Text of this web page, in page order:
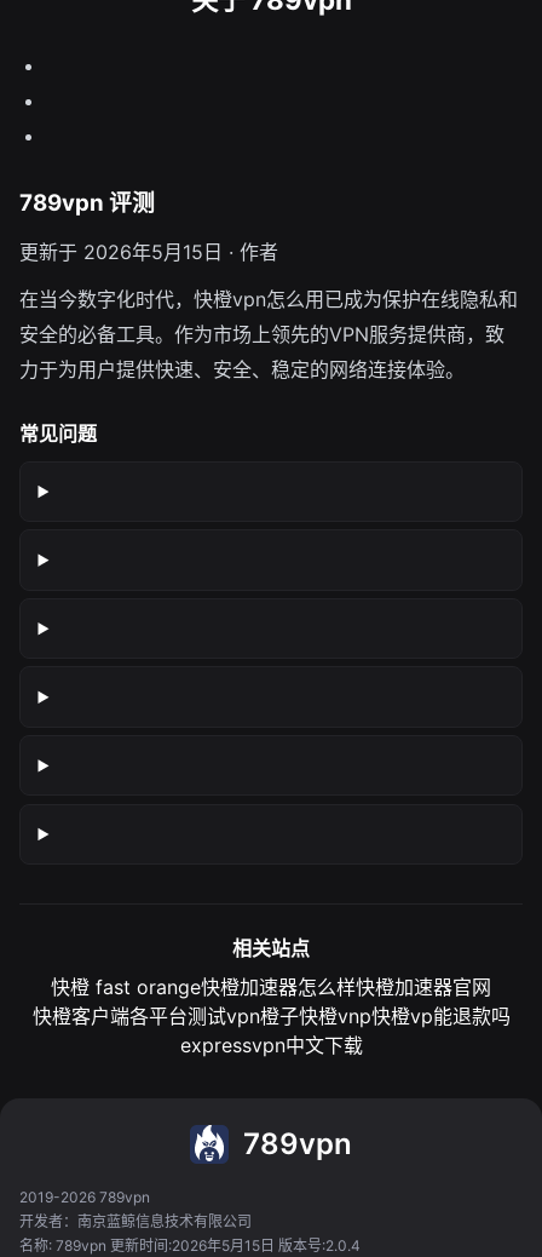
789vpn 评测
更新于 2026年5月15日 · 作者
在当今数字化时代，快橙vpn怎么用已成为保护在线隐私和
安全的必备工具。作为市场上领先的VPN服务提供商，致
力于为用户提供快速、安全、稳定的网络连接体验。
常见问题
相关站点
快橙 fast orange快橙加速器怎么样快橙加速器官网
快橙客户端各平台测试vpn橙子快橙vnp快橙vp能退款吗
expressvpn中文下载
789vpn
2019-2026 789vpn
开发者：南京蓝鲸信息技术有限公司
名称: 789vpn 更新时间:2026年5月15日 版本号:2.0.4